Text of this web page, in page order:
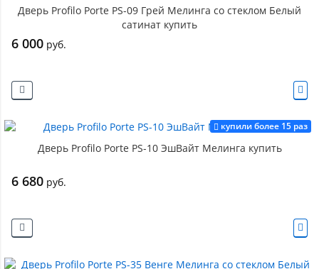
Дверь Profilo Porte PS-09 Грей Мелинга со стеклом Белый
сатинат купить
6 000 руб.
купили более 15 раз
Дверь Profilo Porte PS-10 ЭшВайт Мелинга купить
6 680 руб.